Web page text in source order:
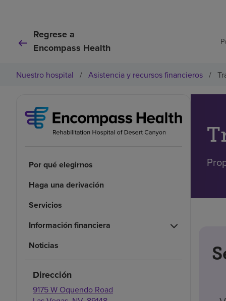
Regrese a
Encompass Health
Nuestro hospital / Asistencia y recursos financieros /
Por qué elegirnos
Haga una derivación
Servicios
Información financiera
Noticias
Dirección
9175 W Oquendo Road